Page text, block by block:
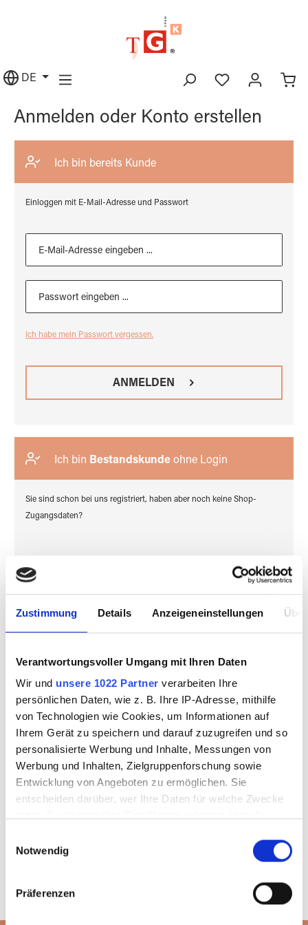
Zustimmung Details Anzeigeneinstellungen
Verantwortungsvoller Umgang mit Ihren Daten
Wir und unsere 1022 Partner verarbeiten Ihre
persönlichen Daten, wie z. B. Ihre IP-Adresse, mithilfe
von Technologien wie Cookies, um Informationen auf
Ihrem Gerät zu speichern und darauf zuzugreifen und so
personalisierte Werbung und Inhalte, Messungen von
Werbung und Inhalten, Zielgruppenforschung sowie
Entwicklung von Angeboten zu ermöglichen. Sie
entscheiden darüber, wer Ihre Daten für welche Zwecke
Trigger Symbol ändern oder widerrufen
Informationen über Ihre geografische Lage
Notwendig
Präferenzen
DE
Anmelden oder Konto erstellen
Ich bin bereits Kunde
Einloggen mit E-Mail-Adresse und Passwort
Ich habe mein Passwort vergessen.
ANMELDEN
Ich bin Bestandskunde ohne Login
Sie sind schon bei uns registriert, haben aber noch keine Shop-
Zugangsdaten?
Sie sind noch kein Kunde und benötigen Shop-Zugangsdaten?
ZUGANG BEANTRAGEN